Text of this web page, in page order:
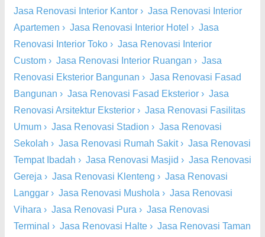
Jasa Renovasi Interior Kantor › Jasa Renovasi Interior
Apartemen › Jasa Renovasi Interior Hotel › Jasa
Renovasi Interior Toko › Jasa Renovasi Interior
Custom › Jasa Renovasi Interior Ruangan › Jasa
Renovasi Eksterior Bangunan › Jasa Renovasi Fasad
Bangunan › Jasa Renovasi Fasad Eksterior › Jasa
Renovasi Arsitektur Eksterior › Jasa Renovasi Fasilitas
Umum › Jasa Renovasi Stadion › Jasa Renovasi
Sekolah › Jasa Renovasi Rumah Sakit› Jasa Renovasi
Tempat Ibadah › Jasa Renovasi Masjid › Jasa Renovasi
Gereja › Jasa Renovasi Klenteng › Jasa Renovasi
Langgar › Jasa Renovasi Mushola › Jasa Renovasi
Vihara › Jasa Renovasi Pura › Jasa Renovasi
Terminal › Jasa Renovasi Halte › Jasa Renovasi Taman